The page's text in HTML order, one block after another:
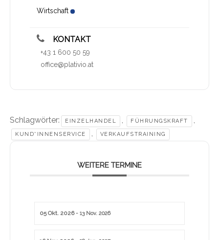
Wirtschaft
KONTAKT
+43 1 600 50 59
office@plativio.at
Schlagwörter: EINZELHANDEL , FÜHRUNGSKRAFT ,
KUND*INNENSERVICE , VERKAUFSTRAINING
WEITERE TERMINE
05 Okt. 2026- 13 Nov. 2026